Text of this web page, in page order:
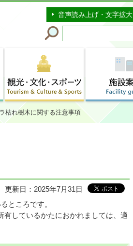
本文へ移動
音声読み上げ・文字拡大
枯れ樹木に関する注意事項
更新日：2025年7月31日
ところです。
しているかたにおかれましては、適